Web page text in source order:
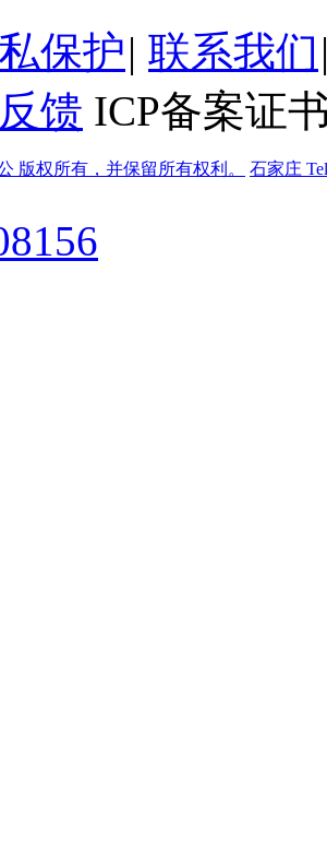
保护| 联系我们
馈 ICP备案证
版权所有，并保留所有权利。 石家庄